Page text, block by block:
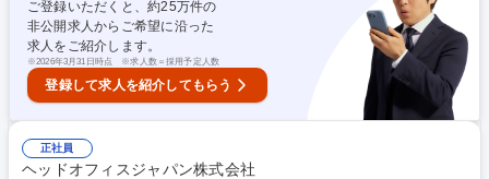
防災センター、堺市立ビッグバン、神戸市立青少年科学館、鳥取県立美術
館、ほか 募集職種 【文化施設の施設運営（マネジメント）】プライム上
場/PPP事業
ご登録いただくと、約25万件の
非公開求人からご希望に沿った
求人をご紹介します。
※2026年3月31日時点 ※求人数＝採用予定人数
登録して求人を紹介してもらう
正社員
ヘッドオフィスジャパン株式会社